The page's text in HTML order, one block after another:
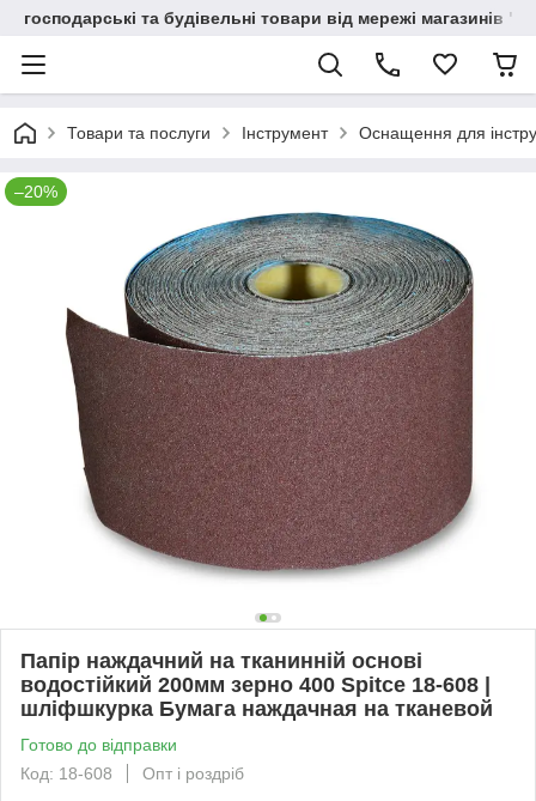
господарські та будівельні товари від мережі магазинів
Товари та послуги Інструмент Оснащення для
–20%
Папір наждачний на тканинній основі
водостійкий 200мм зерно 400 Spitce 18-608 |
шліфшкурка Бумага наждачная на тканевой
Готово до відправки
Код: 18-608
Опт і роздріб